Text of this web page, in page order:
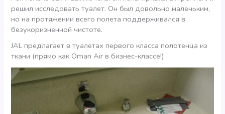
решил исследовать туалет. Он был довольно маленьким,
но на протяжении всего полета поддерживался в
безукоризненной чистоте.
JAL предлагает в туалетах первого класса полотенца из
ткани (прямо как Oman Air в бизнес-классе!)